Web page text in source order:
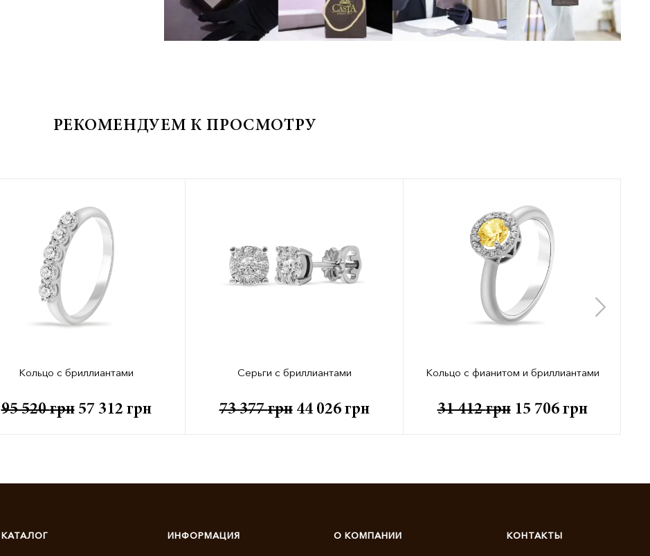
РЕКОМЕНДУЕМ К ПРОСМОТРУ
Кольцо с бриллиантами
95 520грн 57 312 грн
Серьги с бриллиантами
73 377грн 44 026 грн
Кольцо с фианитом и бриллиантами
31 412грн 15 706 грн
КАТАЛОГ ИНФОРМАЦИЯ О КОМПАНИИ КОНТАКТЫ